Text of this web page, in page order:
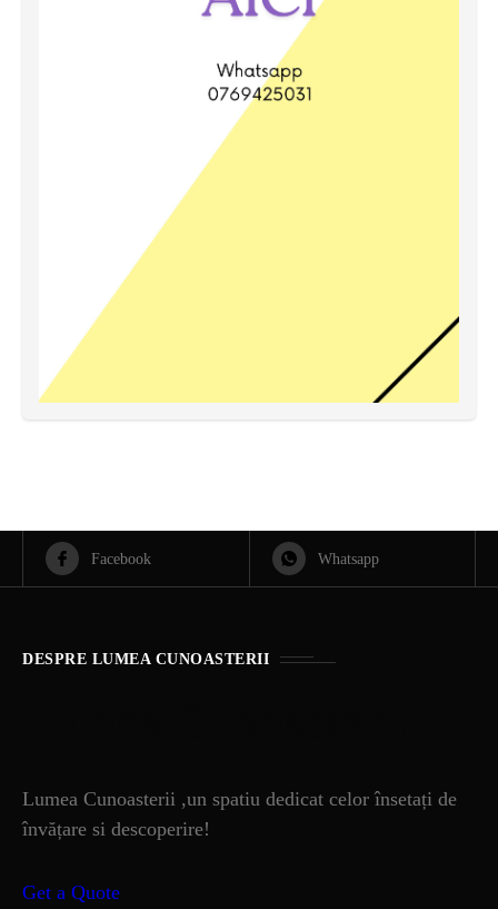
Facebook Whatsapp
DESPRE LUMEA CUNOASTERII
Lumea Cunoasterii ,un spatiu dedicat celor însetați de
învățare si descoperire!
Get a Quote